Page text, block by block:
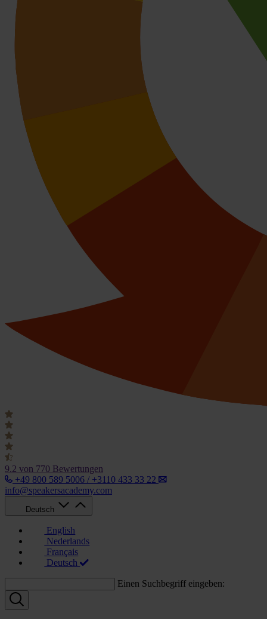
9.2 von 770 Bewertungen
+49 800 589 5006 / +3110 433 33 22
info@speakersacademy.com
Deutsch
English
Nederlands
Français
Deutsch
Einen Suchbegriff eingeben: